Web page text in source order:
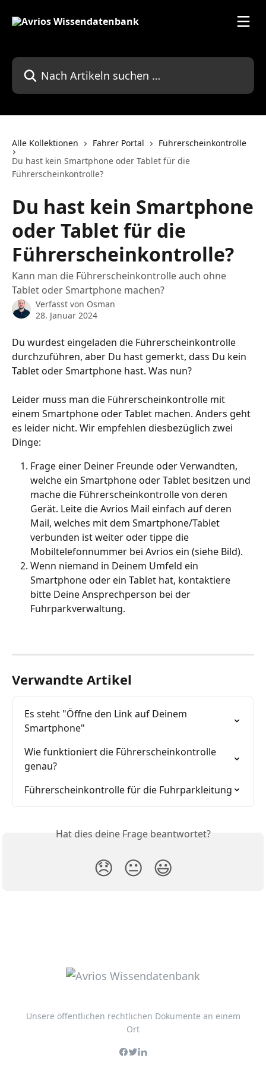
Nach Artikeln suchen …
Alle Kollektionen Fahrer Portal
Führerscheinkontrolle
Du hast kein Smartphone oder Tablet für die
Führerscheinkontrolle?
Du hast kein Smartphone
oder Tablet für die
Führerscheinkontrolle?
Kann man die Führerscheinkontrolle auch ohne
Tablet oder Smartphone machen?
Verfasst von Osman
28. Januar 2024
Du wurdest eingeladen die Führerscheinkontrolle
durchzuführen, aber Du hast gemerkt, dass Du kein
Tablet oder Smartphone hast. Was nun?
Leider muss man die Führerscheinkontrolle mit
einem Smartphone oder Tablet machen. Anders geht
es leider nicht. Wir empfehlen diesbezüglich zwei
Dinge:
Frage einer Deiner Freunde oder Verwandten,
welche ein Smartphone oder Tablet besitzen und
mache die Führerscheinkontrolle von deren
Gerät. Leite die Avrios Mail einfach auf deren
Mail, welches mit dem Smartphone/Tablet
verbunden ist weiter oder tippe die
Mobiltelefonnummer bei Avrios ein (siehe Bild).
Wenn niemand in Deinem Umfeld ein
Smartphone oder ein Tablet hat, kontaktiere
bitte Deine Ansprechperson bei der
Fuhrparkverwaltung.
Verwandte Artikel
Es steht "Öffne den Link auf Deinem
Smartphone"
Wie funktioniert die Führerscheinkontrolle
genau?
Führerscheinkontrolle für die Fuhrparkleitung
Hat dies deine Frage beantwortet?
😞 😐 😃
Unsere öffentlichen rechtlichen Dokumente an einem
Ort